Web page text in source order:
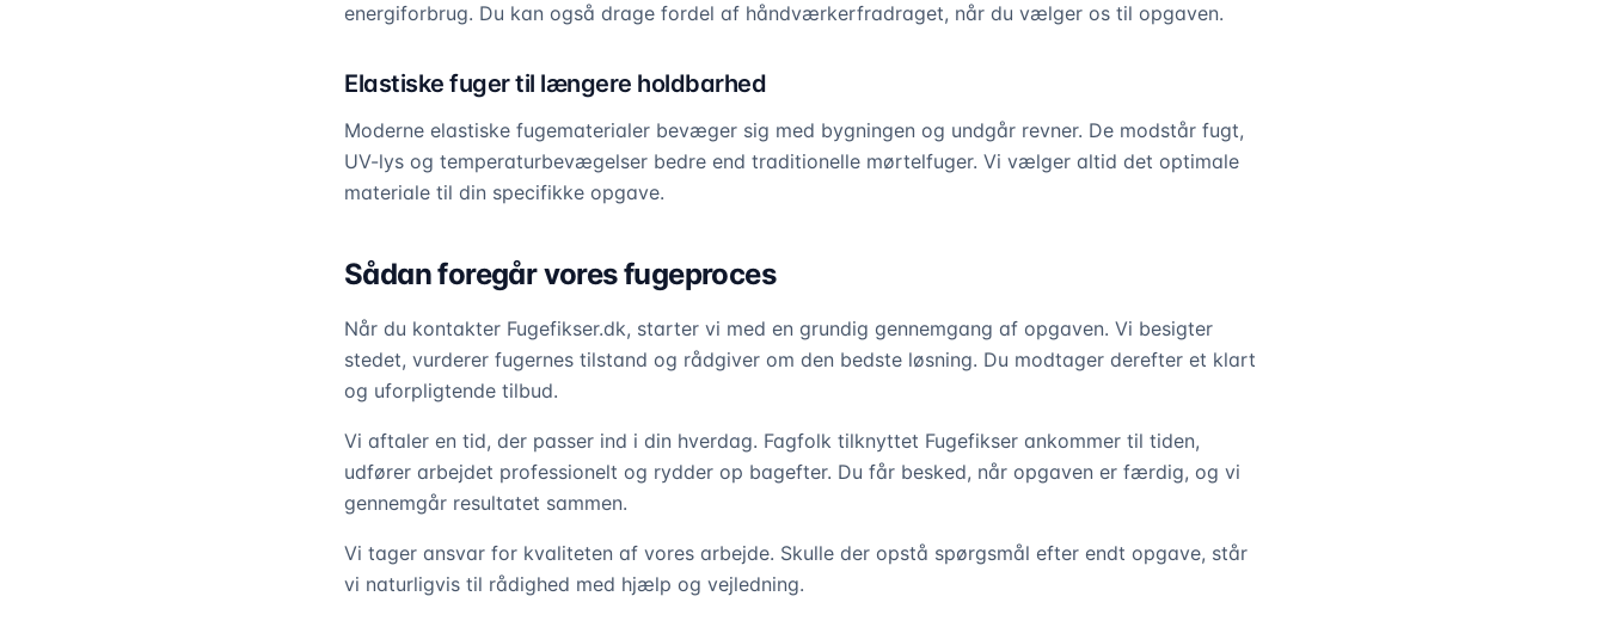
energiforbrug. Du kan også drage fordel af håndværkerfradraget, når du vælger os til opgaven.
Elastiske fuger til længere holdbarhed
Moderne elastiske fugematerialer bevæger sig med bygningen og undgår revner. De modstår fugt,
UV-lys og temperaturbevægelser bedre end traditionelle mørtelfuger. Vi vælger altid det optimale
materiale til din specifikke opgave.
Sådan foregår vores fugeproces
Når du kontakter Fugefikser.dk, starter vi med en grundig gennemgang af opgaven. Vi besigter
stedet, vurderer fugernes tilstand og rådgiver om den bedste løsning. Du modtager derefter et klart
og uforpligtende tilbud.
Vi aftaler en tid, der passer ind i din hverdag. Fagfolk tilknyttet Fugefikser ankommer til tiden,
udfører arbejdet professionelt og rydder op bagefter. Du får besked, når opgaven er færdig, og vi
gennemgår resultatet sammen.
Vi tager ansvar for kvaliteten af vores arbejde. Skulle der opstå spørgsmål efter endt opgave, står
vi naturligvis til rådighed med hjælp og vejledning.